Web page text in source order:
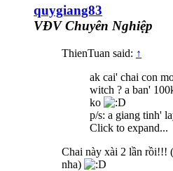
quygiang83
VĐV Chuyên Nghiệp
ThienTuan said: ↑
ak cai' chai con
witch ? a ban'
ko
p/s: a giang tinh'
Click to expand...
Chai này xài 2 lần rồi!!!
nha)